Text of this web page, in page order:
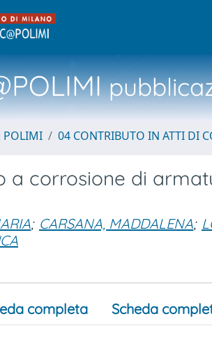
04 CONTRIBUTO IN ATTI DI
a corrosione di
; CARSANA, MADDALENA;
completa Scheda